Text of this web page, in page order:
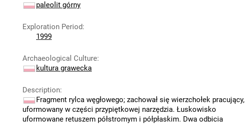
paleolit górny
Exploration Period:
1999
Archaeological Culture:
kultura grawecka
Description:
Fragment rylca węgłowego; zachował się wierzchołek pracujący,
uformowany w części przypiętkowej narzędzia. Łuskowisko
uformowane retuszem półstromym i półpłaskim. Dwa odbicia